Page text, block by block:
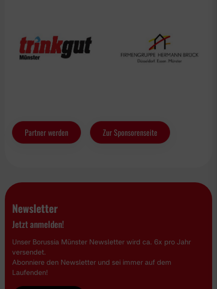
Partner werden Zur Sponsorenseite
Newsletter
Jetzt anmelden!
Unser Borussia Münster Newsletter wird ca. 6x pro Jahr
versendet.
Abonniere den Newsletter und sei immer auf dem
Laufenden!